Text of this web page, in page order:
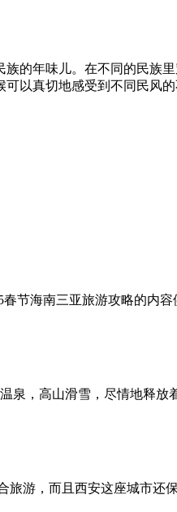
的年味儿。在不同的民族
以真切地感受到不同民风
节海南三亚旅游攻略的内
，高山滑雪，尽情地释
游，而且西安这座城市还